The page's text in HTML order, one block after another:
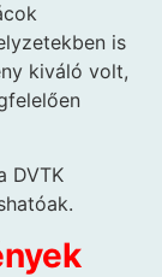
is
kiváló volt,
DVTK